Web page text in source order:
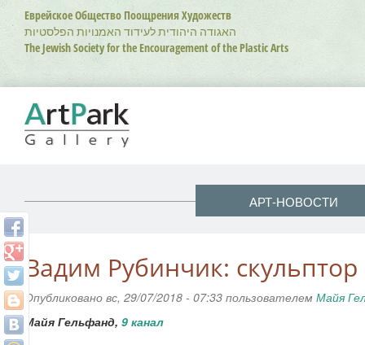
Перейти
основному
содержанию
Еврейское Общество Поощрения Художеств
האגודה היהודית לעידוד האמנויות הפלסטיות
The Jewish Society for the Encouragement of the Plastic Arts
АРТ-НОВОСТИ
Вадим Рубинчик:
Опубликовано вс, 29/07/2018 - 07:33 пользователем Майя
Майя Гельфанд, 9 канал